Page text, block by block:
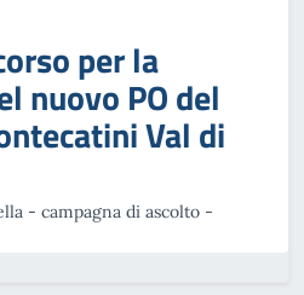
per la
nuovo PO del
Val di
- campagna di ascolto -